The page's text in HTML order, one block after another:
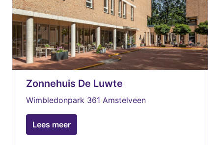
Zonnehuis De Luwte
Wimbledonpark 361 Amstelveen
Lees meer